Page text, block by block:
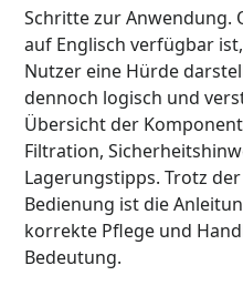
Schritte zur Anwendung.
auf Englisch verfügbar
Nutzer eine Hürde
dennoch logisch und
Übersicht der
Filtration,
Lagerungstipps. Trotz
Bedienung ist die
korrekte Pflege und
Bedeutung.